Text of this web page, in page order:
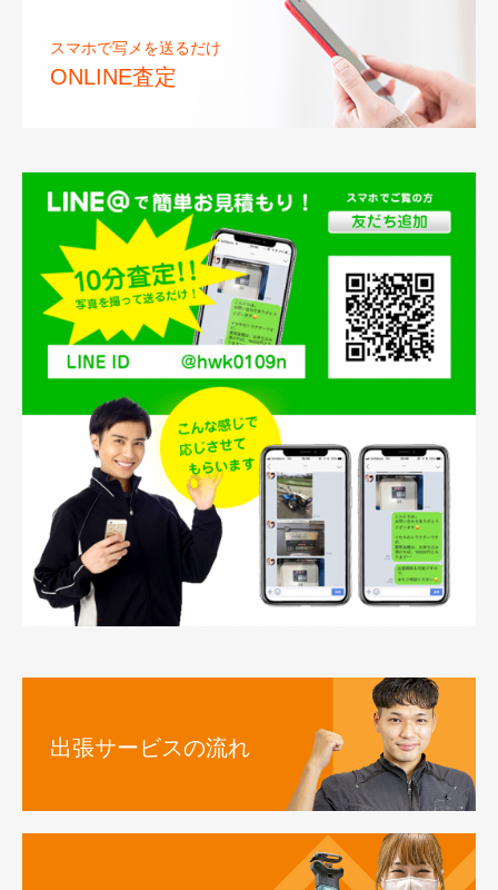
スマホで写メを送るだけ
ONLINE査定
出張サービスの流れ